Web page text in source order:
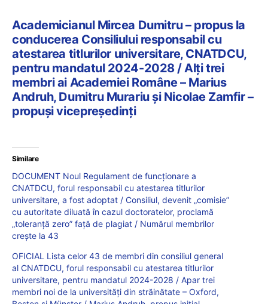
Academicianul Mircea Dumitru – propus la
conducerea Consiliului responsabil cu
atestarea titlurilor universitare, CNATDCU,
pentru mandatul 2024-2028 / Alți trei
membri ai Academiei Române – Marius
Andruh, Dumitru Murariu și Nicolae Zamfir –
propuși vicepreședinți
Similare
DOCUMENT Noul Regulament de funcționare a
CNATDCU, forul responsabil cu atestarea titlurilor
universitare, a fost adoptat / Consiliul, devenit „comisie”
cu autoritate diluată în cazul doctoratelor, proclamă
„toleranță zero” față de plagiat / Numărul membrilor
crește la 43
OFICIAL Lista celor 43 de membri din consiliul general
al CNATDCU, forul responsabil cu atestarea titlurilor
universitare, pentru mandatul 2024-2028 / Apar trei
membri noi de la universități din străinătate – Oxford,